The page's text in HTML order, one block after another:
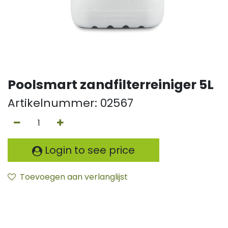
Poolsmart zandfilterreiniger 5L
Artikelnummer: 02567
Login to see price
Toevoegen aan verlanglijst